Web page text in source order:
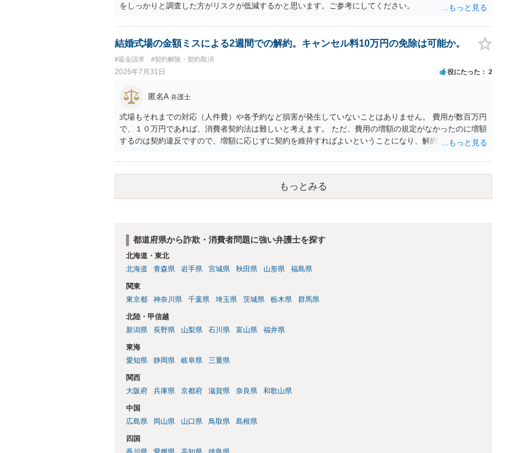
をしっかりと調査した方がリスクが低減するかと思います。ご参考にしてください。
結婚式場の金額ミスによる2週間での解約。キャンセル料10万円の免除は可能か。
#返金請求 #契約解除・契約取消
2026年7月31日 役にたった 2
匿名A 弁護士
式場もそれまでの対応（人件費）や各予約など損害が発生していないことはありません。 費用が数百万円
で、１０万円であれば、消費者契約法は難しいと考えます。 ただ、費用の増額の規定がなかったのに増額
するのは契約違反ですので、増額に応じずに契約を維持すればよいということになり、解約するのは理由
もっとみる
都道府県から詐欺・消費者問題に強い弁護士を探す
北海道・東北
北海道
青森県 岩手県 宮城県 秋田県 山形県 福島県
関東
東京都
神奈川県 千葉県 埼玉県 茨城県 栃木県 群馬県
北陸・甲信越
新潟県
長野県 山梨県 石川県 富山県 福井県
東海
愛知県
静岡県 岐阜県 三重県
関西
大阪府
兵庫県 京都府 滋賀県 奈良県 和歌山県
中国
広島県
岡山県 山口県 鳥取県 島根県
四国